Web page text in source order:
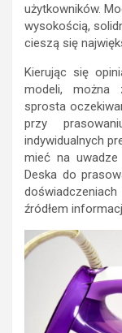
użytkowników.
wysokością,
cieszą się
Kierując się
modeli, można
sprosta
przy
indywidualnych
mieć na
Deska do
źródłem